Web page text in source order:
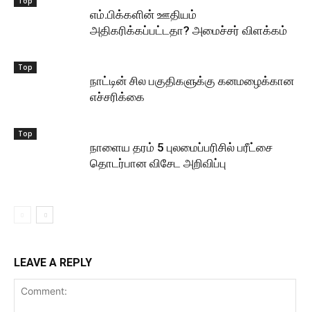
எம்.பிக்களின் ஊதியம்
அதிகரிக்கப்பட்டதா? அமைச்சர் விளக்கம்
Top
நாட்டின் சில பகுதிகளுக்கு கனமழைக்கான
எச்சரிக்கை
Top
நாளைய தரம் 5 புலமைப்பரிசில் பரீட்சை
தொடர்பான விசேட அறிவிப்பு
LEAVE A REPLY